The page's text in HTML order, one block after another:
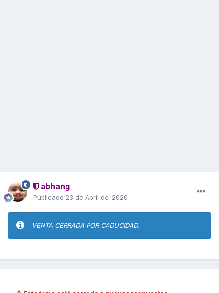
abhang
Publicado 23 de Abril del 2020
VENTA CERRADA POR CADUCIDAD.